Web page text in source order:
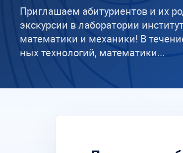
Приглашаем абитуриентов и их
экскурсии в лаборатории
математики и механики! В
ных тех­но­ло­гий, ма­те­ма­ти­ки...